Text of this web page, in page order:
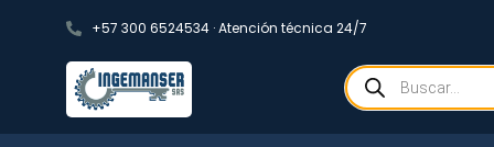
+57 300 6524534 · Atención técnica 24/7